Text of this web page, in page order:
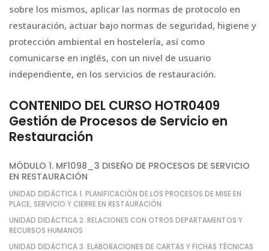
sobre los mismos, aplicar las normas de protocolo en
restauración, actuar bajo normas de seguridad, higiene y
protección ambiental en hostelería, así como
comunicarse en inglés, con un nivel de usuario
independiente, en los servicios de restauración.
CONTENIDO DEL CURSO HOTR0409
Gestión de Procesos de Servicio en
Restauración
MÓDULO 1. MF1098_3 DISEÑO DE PROCESOS DE SERVICIO
EN RESTAURACIÓN
UNIDAD DIDÁCTICA 1. PLANIFICACIÓN DE LOS PROCESOS DE MISE EN
PLACE, SERVICIO Y CIERRE EN RESTAURACIÓN
UNIDAD DIDÁCTICA 2. RELACIONES CON OTROS DEPARTAMENTOS Y
RECURSOS HUMANOS
UNIDAD DIDÁCTICA 3. ELABORACIONES DE CARTAS Y FICHAS TÉCNICAS